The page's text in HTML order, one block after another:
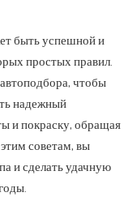
быть успешной и
простых правил.
чтобы
надежный
и покраску, обращая
советам, вы
и сделать удачную